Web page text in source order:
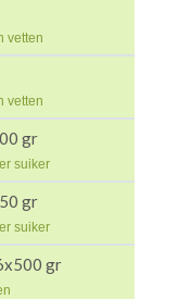
vetten
vetten
gr
suiker
gr
suiker
gr